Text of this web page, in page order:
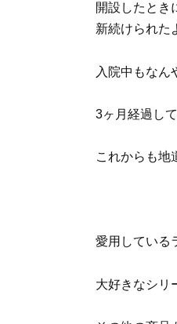
開設したとき
新続けられた
入院中もなん
3ヶ月経過し
これからも地
愛用している
大好きなシリ